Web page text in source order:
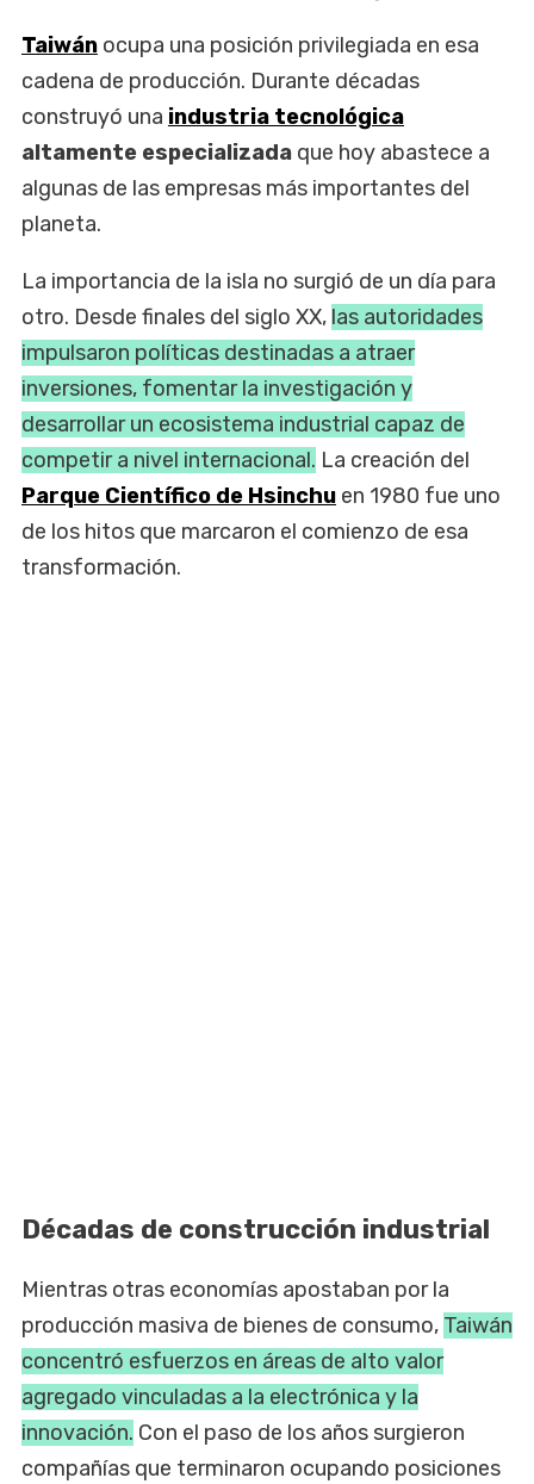
Taiwán ocupa una posición privilegiada en esa
cadena de producción. Durante décadas
construyó una industria tecnológica
altamente especializada que hoy abastece a
algunas de las empresas más importantes del
planeta.
La importancia de la isla no surgió de un día para
otro. Desde finales del siglo XX, las autoridades
impulsaron políticas destinadas a atraer
inversiones, fomentar la investigación y
desarrollar un ecosistema industrial capaz de
competir a nivel internacional. La creación del
Parque Científico de Hsinchu en 1980 fue uno
de los hitos que marcaron el comienzo de esa
transformación.
Décadas de construcción industrial
Mientras otras economías apostaban por la
producción masiva de bienes de consumo, Taiwán
concentró esfuerzos en áreas de alto valor
agregado vinculadas a la electrónica y la
innovación. Con el paso de los años surgieron
compañías que terminaron ocupando posiciones